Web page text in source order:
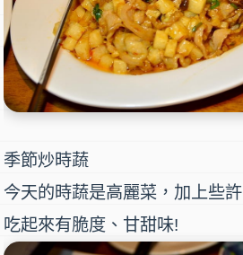
季節炒時蔬
今天的時蔬是高麗菜，加上些
吃起來有脆度、甘甜味!